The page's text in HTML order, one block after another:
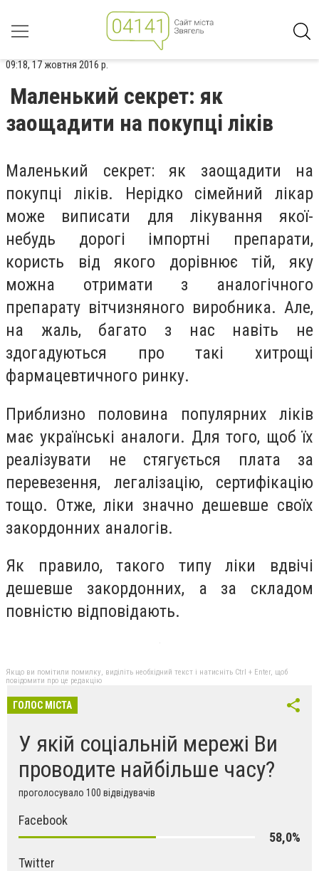
09:18, 17 жовтня 2016 р.
Маленький секрет: як
заощадити на покупці ліків
Маленький секрет: як заощадити на
покупці ліків. Нерідко сімейний лікар
може виписати для лікування якої-
небудь дорогі імпортні препарати,
користь від якого дорівнює тій, яку
можна отримати з аналогічного
препарату вітчизняного виробника. Але,
на жаль, багато з нас навіть не
здогадуються про такі хитрощі
фармацевтичного ринку.
Приблизно половина популярних ліків
має українські аналоги. Для того, щоб їх
реалізувати не стягується плата за
перевезення, легалізацію, сертифікацію
тощо. Отже, ліки значно дешевше своїх
закордонних аналогів.
Як правило, такого типу ліки вдвічі
дешевше закордонних, а за складом
повністю відповідають.
Якщо ви помітили помилку, виділіть необхідний текст і натисніть Ctrl + Enter, щоб
повідомити про це редакцію
ГОЛОС МІСТА
У якій соціальній мережі Ви
проводите найбільше часу?
проголосувало 100 відвідувачів
Facebook
58,0%
Twitter